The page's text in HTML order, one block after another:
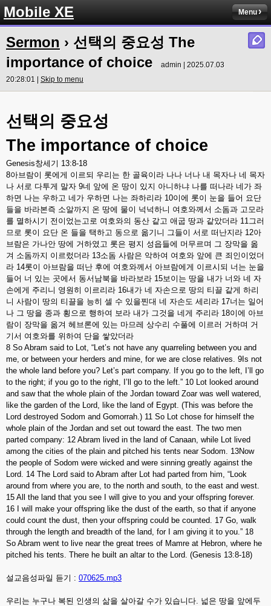
Mobile XE Menu
Sermon › 선택의 중요성 The
importance of choice
admin | 2025.07.03
20:28:01 | Skip to menu
선택의 중요성
The importance of choice
Genesis창세기 13:8-18
8아브람이 롯에게 이르되 우리는 한 골육이라 나나 너나 내 목자나 네 목자
나 서로 다투게 말자 9네 앞에 온 땅이 있지 아니하냐 나를 떠나라 네가 좌
하면 나는 우하고 네가 우하면 나는 좌하리라 10이에 롯이 눈을 들어 요단
들을 바라본즉 소알까지 온 땅에 물이 넉넉하니 여호와께서 소돔과 고모라
를 멸하시기 전이었는고로 여호와의 동산 같고 애굽 땅과 같았더라 11그러
므로 롯이 요단 온 들을 택하고 동으로 옮기니 그들이 서로 떠난지라 12아
브람은 가나안 땅에 거하였고 롯은 평지 성읍들에 머무르며 그 장막을 옮
겨 소돔까지 이르렀더라 13소돔 사람은 악하여 여호와 앞에 큰 죄인이었더
라 14롯이 아브람을 떠난 후에 여호와께서 아브람에게 이르시되 너는 눈을
들어 너 있는 곳에서 동서남북을 바라보라 15보이는 땅을 내가 너와 네 자
손에게 주리니 영원히 이르리라 16내가 네 자손으로 땅의 티끌 같게 하리
니 사람이 땅의 티끌을 능히 셀 수 있을찐대 네 자손도 세리라 17너는 일어
나 그 땅을 종과 횡으로 행하여 보라 내가 그것을 네게 주리라 18이에 아브
람이 장막을 옮겨 헤브론에 있는 마므레 상수리 수풀에 이르러 거하며 거
기서 여호와를 위하여 단을 쌓았더라
8 So Abram said to Lot, “Let’s not have any quarreling between you and
me, or between your herders and mine, for we are close relatives. 9Is not
the whole land before you? Let’s part company. If you go to the left, I’ll go
to the right; if you go to the right, I’ll go to the left.” 10 Lot looked around
and saw that the whole plain of the Jordan toward Zoar was well watered,
like the garden of the Lord, like the land of Egypt. (This was before the
Lord destroyed Sodom and Gomorrah.) 11 So Lot chose for himself the
whole plain of the Jordan and set out toward the east. The two men
parted company: 12 Abram lived in the land of Canaan, while Lot lived
among the cities of the plain and pitched his tents near Sodom. 13Now
the people of Sodom were wicked and were sinning greatly against the
Lord. 14 The Lord said to Abram after Lot had parted from him, “Look
around from where you are, to the north and south, to the east and west.
15 All the land that you see I will give to you and your offspring forever.
16 I will make your offspring like the dust of the earth, so that if anyone
could count the dust, then your offspring could be counted. 17 Go, walk
through the length and breadth of the land, for I am giving it to you.” 18
So Abram went to live near the great trees of Mamre at Hebron, where he
pitched his tents. There he built an altar to the Lord. (Genesis 13:8-18)
설교음성파일 듣기 : 070625.mp3
우리는 누구나 복된 인생의 삶을 살아갈 수가 있습니다. 넓은 땅을 앞에두